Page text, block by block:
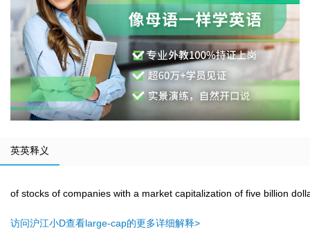
英英释义
of stocks of companies with a market capitalization of five billion
访问沪江小D查看large-cap的更多详细解释>